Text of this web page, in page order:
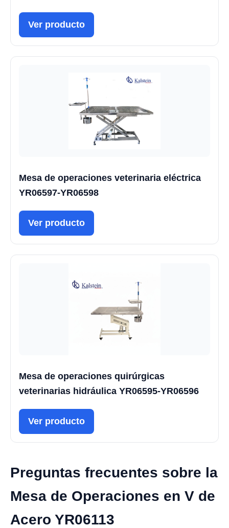
Ver producto
Mesa de operaciones veterinaria eléctrica
YR06597-YR06598
Ver producto
Mesa de operaciones quirúrgicas
veterinarias hidráulica YR06595-YR06596
Ver producto
Preguntas frecuentes sobre la
Mesa de Operaciones en V de
Acero YR06113